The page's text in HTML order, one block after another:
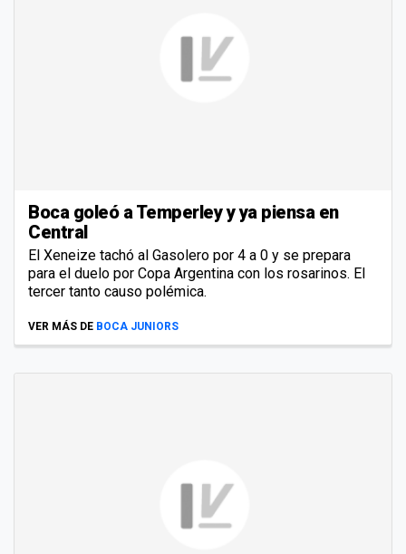
Boca goleó a Temperley y ya piensa en
Central
El Xeneize tachó al Gasolero por 4 a 0 y se prepara
para el duelo por Copa Argentina con los rosarinos. El
tercer tanto causo polémica.
VER MÁS DE BOCA JUNIORS